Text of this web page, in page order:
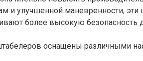
и улучшенной маневренности,
более высокую безопасность
оснащены различными